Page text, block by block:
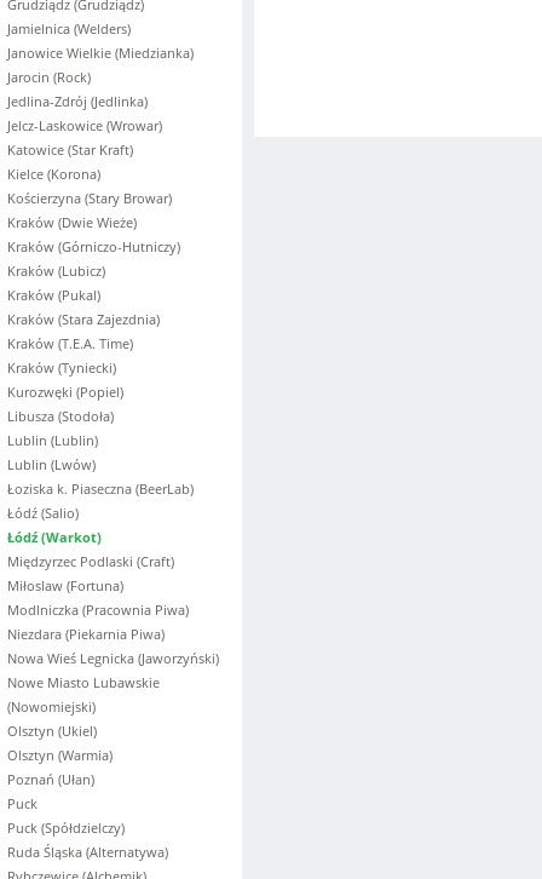
Grudziądz (Grudziądz)
Jamielnica (Welders)
Janowice Wielkie (Miedzianka)
Jarocin (Rock)
Jedlina-Zdrój (Jedlinka)
Jelcz-Laskowice (Wrowar)
Katowice (Star Kraft)
Kielce (Korona)
Kościerzyna (Stary Browar)
Kraków (Dwie Wieże)
Kraków (Górniczo-Hutniczy)
Kraków (Lubicz)
Kraków (Pukal)
Kraków (Stara Zajezdnia)
Kraków (T.E.A. Time)
Kraków (Tyniecki)
Kurozwęki (Popiel)
Libusza (Stodoła)
Lublin (Lublin)
Lublin (Lwów)
Łoziska k. Piaseczna (BeerLab)
Łódź (Salio)
Łódź (Warkot)
Międzyrzec Podlaski (Craft)
Miłoslaw (Fortuna)
Modlniczka (Pracownia Piwa)
Niezdara (Piekarnia Piwa)
Nowa Wieś Legnicka (Jaworzyński)
Nowe Miasto Lubawskie
(Nowomiejski)
Olsztyn (Ukiel)
Olsztyn (Warmia)
Poznań (Ułan)
Puck
Puck (Spółdzielczy)
Ruda Śląska (Alternatywa)